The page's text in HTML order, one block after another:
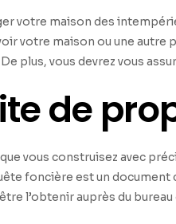
votre maison des
votre maison ou une autre
De plus, vous devrez vous
de
vous construisez avec
foncière est un
l’obtenir auprès du